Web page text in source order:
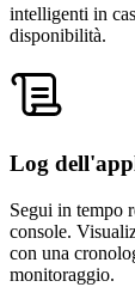
intelligenti in
disponibilità.
Log
Segui in tempo
console.
con una
monitoraggio.